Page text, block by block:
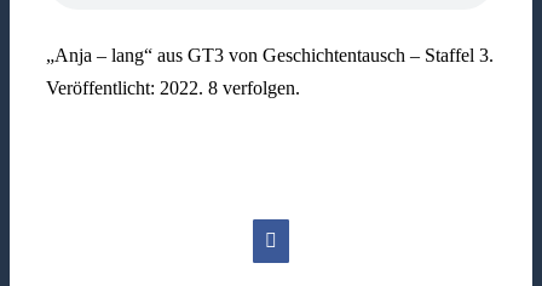
„Anja – lang“ aus GT3 von Geschichtentausch – Staffel 3.
Veröffentlicht: 2022. 8 verfolgen.
Facebook